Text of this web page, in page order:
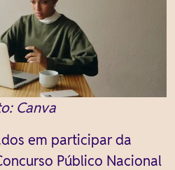
Canva
em participar da
Público Nacional